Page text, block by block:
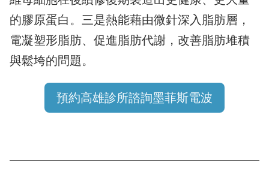
的膠原蛋白。三是熱能藉由微針深入脂肪層，
電凝塑形脂肪、促進脂肪代謝，改善脂肪堆積
與鬆垮的問題。
預約高雄診所諮詢墨菲斯電波